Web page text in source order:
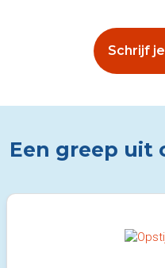
Schrijf
Een greep uit